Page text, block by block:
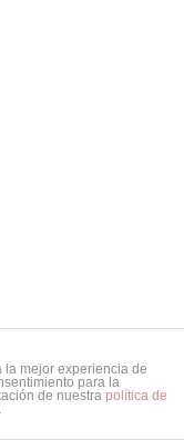
la mejor experiencia de
para la
de nuestra política de